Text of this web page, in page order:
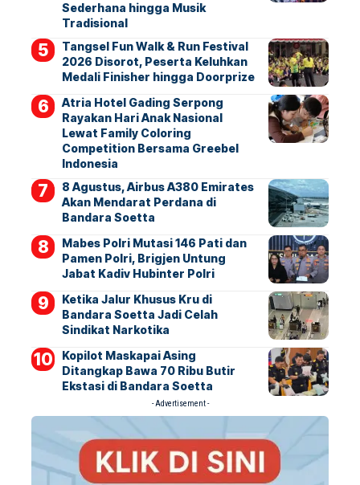
Sederhana hingga Musik
Tradisional
Tangsel Fun Walk & Run Festival
2026 Disorot, Peserta Keluhkan
Medali Finisher hingga Doorprize
Atria Hotel Gading Serpong
Rayakan Hari Anak Nasional
Lewat Family Coloring
Competition Bersama Greebel
Indonesia
8 Agustus, Airbus A380 Emirates
Akan Mendarat Perdana di
Bandara Soetta
Mabes Polri Mutasi 146 Pati dan
Pamen Polri, Brigjen Untung
Jabat Kadiv Hubinter Polri
Ketika Jalur Khusus Kru di
Bandara Soetta Jadi Celah
Sindikat Narkotika
Kopilot Maskapai Asing
Ditangkap Bawa 70 Ribu Butir
Ekstasi di Bandara Soetta
- Advertisement -